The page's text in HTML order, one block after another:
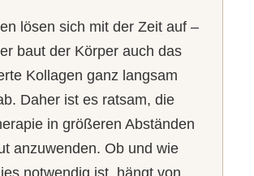
lösen sich mit der Zeit auf –
baut der Körper auch das
Kollagen ganz langsam
Daher ist es ratsam, die
in größeren Abständen
anzuwenden. Ob und wie
notwendig ist, hängt von